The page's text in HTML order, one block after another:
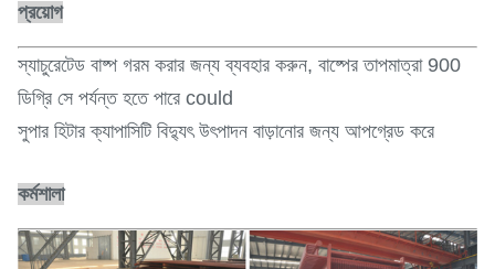
প্রয়োগ
স্যাচুরেটেড বাষ্প গরম করার জন্য ব্যবহার করুন, বাষ্পের তাপমাত্রা 900
ডিগ্রি সে পর্যন্ত হতে পারে could
সুপার হিটার ক্যাপাসিটি বিদ্যুৎ উৎপাদন বাড়ানোর জন্য আপগ্রেড করে
কর্মশালা